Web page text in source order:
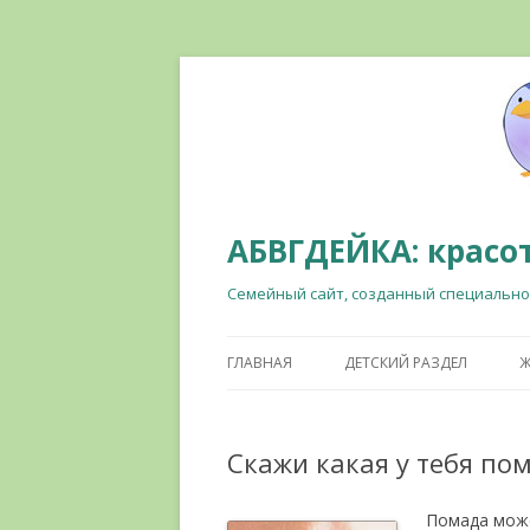
АБВГДЕЙКА:
Семейный сайт, созданный
ГЛАВНАЯ ДЕТСКИЙ РАЗДЕЛ
Скажи какая у тебя
Помада